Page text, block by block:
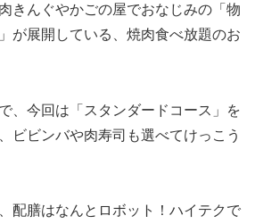
きんぐやかごの屋でおなじみの「物
が展開している、焼肉食べ放題のお
、今回は「スタンダードコース」を
ビビンバや肉寿司も選べてけっこう
配膳はなんとロボット！ハイテクで